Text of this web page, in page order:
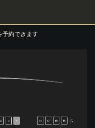
予約できます
A
12 13 14 16 17 18 19